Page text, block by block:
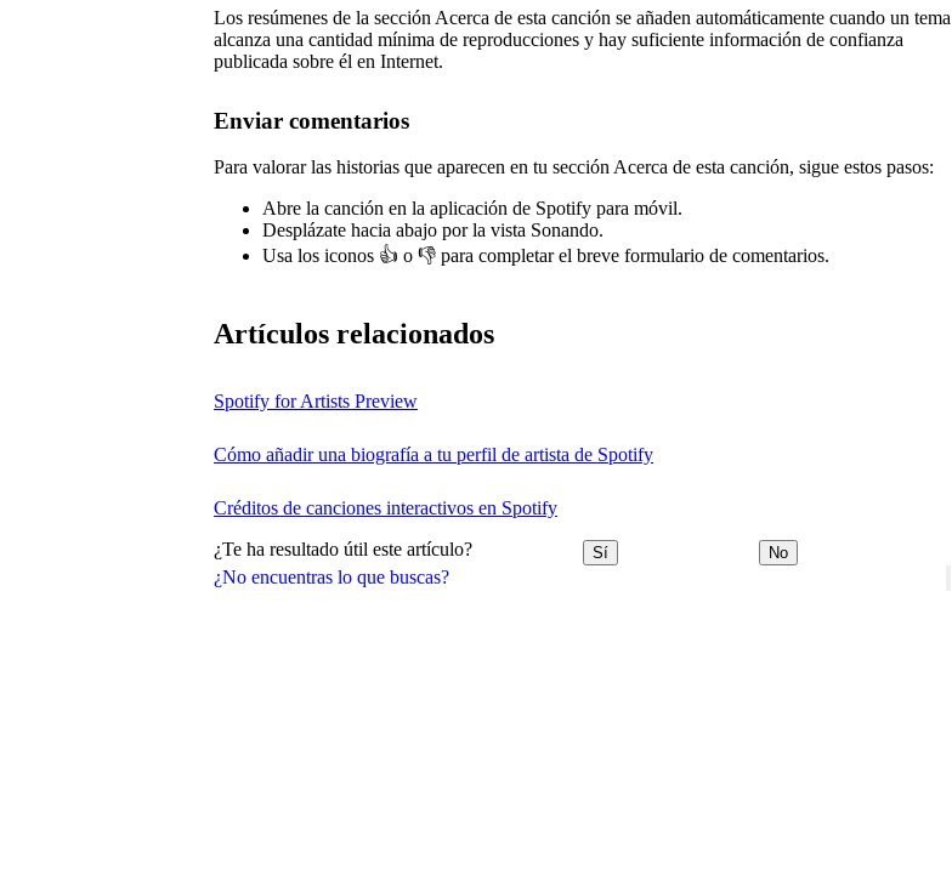
¿No encuentras lo que buscas?
Los resúmenes de la sección Acerca de esta canción se añaden automáticamente cuando un tema
alcanza una cantidad mínima de reproducciones y hay suficiente información de confianza
publicada sobre él en Internet.
Enviar comentarios
Para valorar las historias que aparecen en tu sección Acerca de esta canción, sigue estos pasos:
Abre la canción en la aplicación de Spotify para móvil.
Desplázate hacia abajo por la vista Sonando.
Usa los iconos 👍 o 👎 para completar el breve formulario de comentarios.
Artículos relacionados
Spotify for Artists Preview
Cómo añadir una biografía a tu perfil de artista de Spotify
Créditos de canciones interactivos en Spotify
¿Te ha resultado útil este artículo? Sí No